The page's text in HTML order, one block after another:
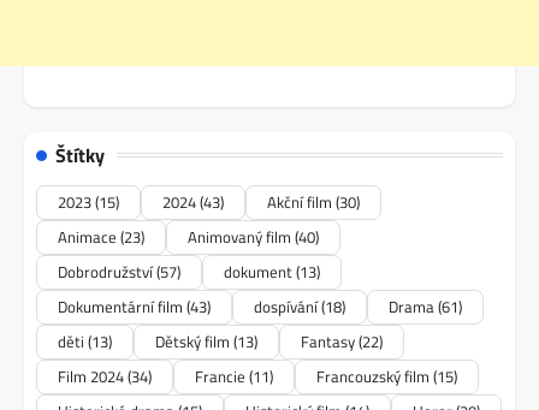
Štítky
2023(15) 2024(43) Akční film (30)
Animace (23) Animovaný film (40)
Dobrodružství(57) dokument(13)
Dokumentární film (43) dospívání(18) Drama(61)
děti (13) Dětský film (13) Fantasy(22)
Film 2024(34) Francie (11) Francouzský film (15)